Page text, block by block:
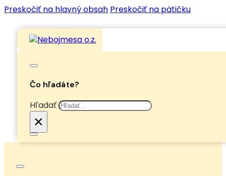
Preskočiť na hlavný obsah Preskočiť na pätičku
Čo hľadáte?
Hľadať
×